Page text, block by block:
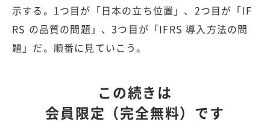
示する。1つ目が「日本の立ち位置」、2つ目が「IF
RS の品質の問題」、3つ目が「IFRS 導入方法の問
題」だ。順番に見ていこう。
この続きは
会員限定（完全無料）です